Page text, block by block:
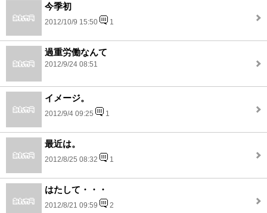
今季初
2012/10/9 15:50 1
過重労働なんて
2012/9/24 08:51
イメージ。
2012/9/4 09:25 1
最近は。
2012/8/25 08:32 1
はたして・・・
2012/8/21 09:59 2